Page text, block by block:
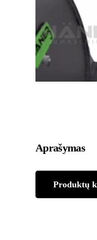
Aprašymas
Produktų